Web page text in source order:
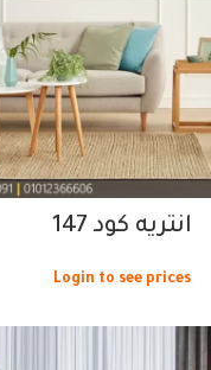
انتريه كود 147
Login to see prices